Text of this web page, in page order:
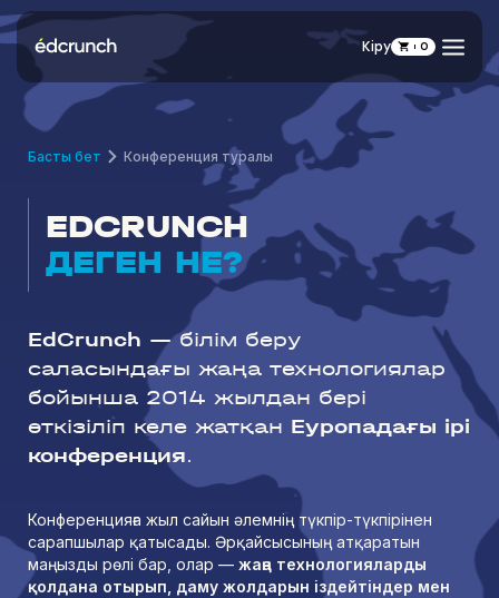
Кіру 0
Басты бет Конференция туралы
EDCRUNCH
ДЕГЕН НЕ?
EdCrunch — білім беру
саласындағы жаңа технологиялар
бойынша 2014 жылдан бері
өткізіліп келе жатқан Еуропадағы ірі
конференция.
Конференцияға жыл сайын әлемнің түкпір-түкпірінен
сарапшылар қатысады. Әрқайсысының атқаратын
маңызды рөлі бар, олар — жаңа технологияларды
қолдана отырып, даму жолдарын іздейтіндер мен